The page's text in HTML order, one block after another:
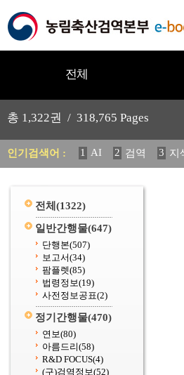
전체
총 1,322권 / 318,765 Pages
인기검색어 : 1 AI 2 검역 3 지
11 2025 12 중독성
전체 (1322)
일반간행물(647)
단행본(507)
보고서(34)
팜플렛(85)
법령정보(19)
사전정보공표(2)
정기간행물(470)
연보(80)
아름드리(58)
R&D FOCUS(4)
(구)검역정보(52)